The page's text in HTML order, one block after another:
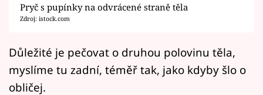
Filmový festival Karlovy Vary
Mámy sobě
Pryč s pupínky na odvrácené straně těla
Zdroj: istock.com
Důležité je pečovat o druhou polovinu těla,
myslíme tu zadní, téměř tak, jako kdyby šlo o
obličej.